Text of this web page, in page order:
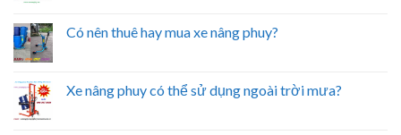
Có nên thuê hay mua xe nâng phuy?
Xe nâng phuy có thể sử dụng ngoài trời mưa?